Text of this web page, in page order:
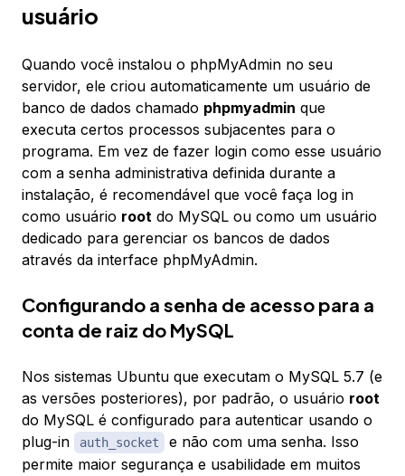
usuário
Quando você instalou o phpMyAdmin no seu
servidor, ele criou automaticamente um usuário de
banco de dados chamado phpmyadmin que
executa certos processos subjacentes para o
programa. Em vez de fazer login como esse usuário
com a senha administrativa definida durante a
instalação, é recomendável que você faça log in
como usuário root do MySQL ou como um usuário
dedicado para gerenciar os bancos de dados
através da interface phpMyAdmin.
Configurando a senha de acesso para a
conta de raiz do MySQL
Nos sistemas Ubuntu que executam o MySQL 5.7 (e
as versões posteriores), por padrão, o usuário root
do MySQL é configurado para autenticar usando o
plug-in
auth_socket
e não com uma senha. Isso
permite maior segurança e usabilidade em muitos